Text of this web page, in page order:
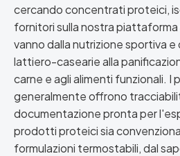
cercando concentrati proteici,
fornitori sulla nostra
vanno dalla nutrizione sportiva
lattiero-casearie alla
carne e agli alimenti funzionali. I
generalmente offrono
documentazione pronta per
prodotti proteici sia
formulazioni termostabili, dal